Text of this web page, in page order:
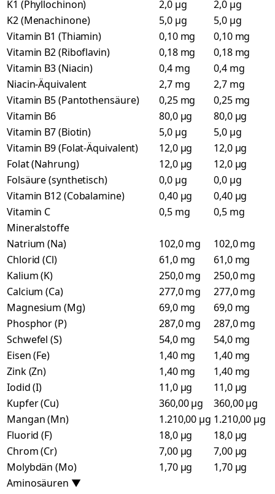
K1 (Phyllochinon)
2,0 µg
2,0 µg
K2 (Menachinone)
5,0 µg
5,0 µg
Vitamin B1 (Thiamin)
0,10 mg
0,10 mg
Vitamin B2 (Riboflavin)
0,18 mg
0,18 mg
Vitamin B3 (Niacin)
0,4 mg
0,4 mg
Niacin-Äquivalent
2,7 mg
2,7 mg
Vitamin B5 (Pantothensäure)
0,25 mg
0,25 mg
Vitamin B6
80,0 µg
80,0 µg
Vitamin B7 (Biotin)
5,0 µg
5,0 µg
Vitamin B9 (Folat-Äquivalent)
12,0 µg
12,0 µg
Folat (Nahrung)
12,0 µg
12,0 µg
Folsäure (synthetisch)
0,0 µg
0,0 µg
Vitamin B12 (Cobalamine)
0,40 µg
0,40 µg
Vitamin C
0,5 mg
0,5 mg
Mineralstoffe
Natrium (Na)
102,0 mg
102,0 mg
Chlorid (Cl)
61,0 mg
61,0 mg
Kalium (K)
250,0 mg
250,0 mg
Calcium (Ca)
277,0 mg
277,0 mg
Magnesium (Mg)
69,0 mg
69,0 mg
Phosphor (P)
287,0 mg
287,0 mg
Schwefel (S)
54,0 mg
54,0 mg
Eisen (Fe)
1,40 mg
1,40 mg
Zink (Zn)
1,40 mg
1,40 mg
Iodid (I)
11,0 µg
11,0 µg
Kupfer (Cu)
360,00 µg
360,00 µg
Mangan (Mn)
1.210,00 µg 1.210,00 µg
Fluorid (F)
18,0 µg
18,0 µg
Chrom (Cr)
7,00 µg
7,00 µg
Molybdän (Mo)
1,70 µg
1,70 µg
Aminosäuren ▼